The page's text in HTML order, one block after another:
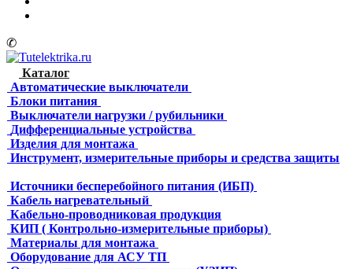
✆
Каталог
Автоматические выключатели
Блоки питания
Выключатели нагрузки / рубильники
Дифференциальные устройства
Изделия для монтажа
Инструмент, измерительные приборы и средства защиты
Источники бесперебойного питания (ИБП)
Кабель нагревательный
Кабельно-проводниковая продукция
КИП ( Контрольно-измерительные приборы)
Материалы для монтажа
Оборудование для АСУ ТП